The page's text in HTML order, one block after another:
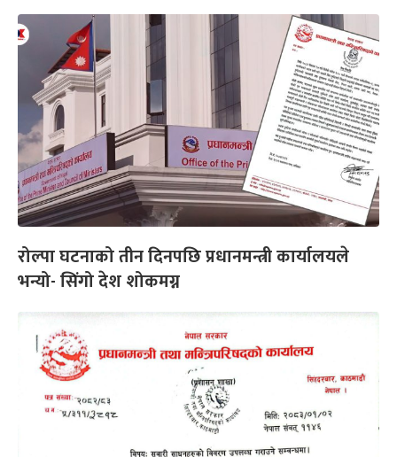
रोल्पा घटनाको तीन दिनपछि प्रधानमन्त्री कार्यालयले
भन्यो- सिंगो देश शोकमग्न